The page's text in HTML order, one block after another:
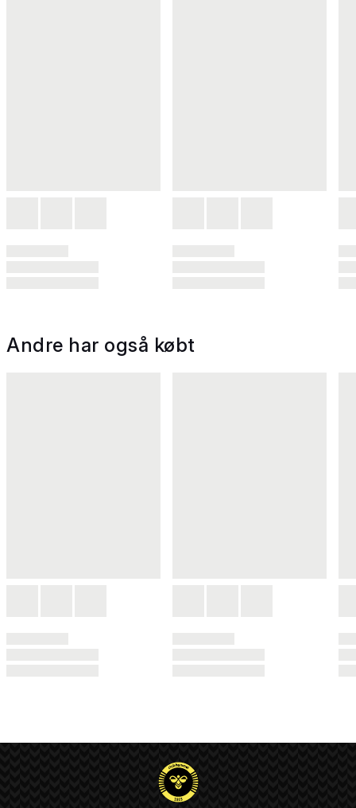
Andre har også købt